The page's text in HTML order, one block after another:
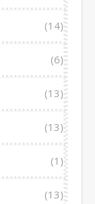
(14)
(6)
(13)
(13)
(1)
(13)